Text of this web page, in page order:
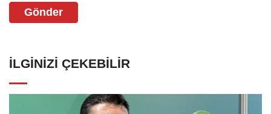
Gönder
İLGINIZI ÇEKEBILIR